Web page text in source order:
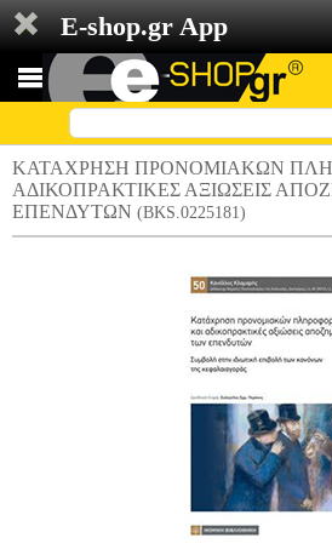
E-shop.gr App
ΚΑΤΑΧΡΗΣΗ ΠΡΟΝΟΜΙΑΚΩΝ
ΑΔΙΚΟΠΡΑΚΤΙΚΕΣ ΑΞΙΩΣΕΙΣ
ΕΠΕΝΔΥΤΩΝ (BKS.0225181)